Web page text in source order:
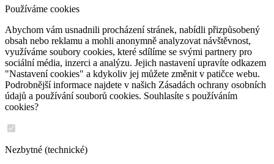
Používáme cookies
Abychom vám usnadnili procházení stránek, nabídli přizpůsobený
obsah nebo reklamu a mohli anonymně analyzovat návštěvnost,
využíváme soubory cookies, které sdílíme se svými partnery pro
sociální média, inzerci a analýzu. Jejich nastavení upravíte odkazem
"Nastavení cookies" a kdykoliv jej můžete změnit v patičce webu.
Podrobnější informace najdete v našich Zásadách ochrany osobních
údajů a používání souborů cookies. Souhlasíte s používáním
cookies?
Nezbytné (technické)